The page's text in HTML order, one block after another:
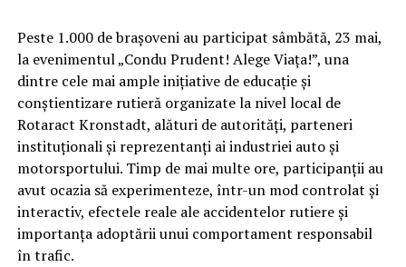
Cum știu dacă am obezitate? Rolul IMC și al
evaluării medicale
Deși Indicele de Masă Corporală (IMC) este utilizat
frecvent pentru clasificarea
Peste 1.000 de brașoveni au participat sâmbătă, 23 mai,
la evenimentul „Condu Prudent! Alege Viața!”, una
dintre cele mai ample inițiative de educație și
conștientizare rutieră organizate la nivel local de
Rotaract Kronstadt, alături de autorități, parteneri
instituționali și reprezentanți ai industriei auto și
motorsportului. Timp de mai multe ore, participanții au
avut ocazia să experimenteze, într-un mod controlat și
interactiv, efectele reale ale accidentelor rutiere și
importanța adoptării unui comportament responsabil
în trafic.